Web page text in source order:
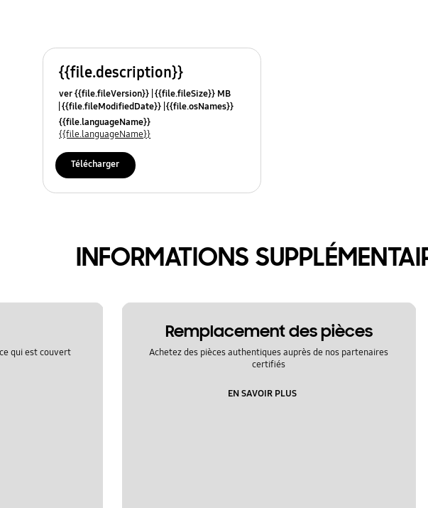
{{file.description}}
ver {{file.fileVersion}} {{file.fileSize}} MB
{{file.fileModifiedDate}} {{file.osNames}}
{{file.languageName}}
{{file.languageName}}
Télécharger
INFORMATIONS
qui est couvert
Remplacement des pièces
Achetez des pièces authentiques auprès de nos partenaires
certifiés
EN SAVOIR PLUS